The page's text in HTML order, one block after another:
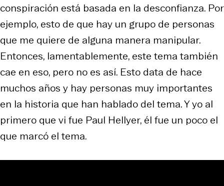
conspiración está basada en la desconfianza. Por
ejemplo, esto de que hay un grupo de personas
que me quiere de alguna manera manipular.
Entonces, lamentablemente, este tema también
cae en eso, pero no es así. Esto data de hace
muchos años y hay personas muy importantes
en la historia que han hablado del tema. Y yo al
primero que vi fue Paul Hellyer, él fue un poco el
que marcó el tema.